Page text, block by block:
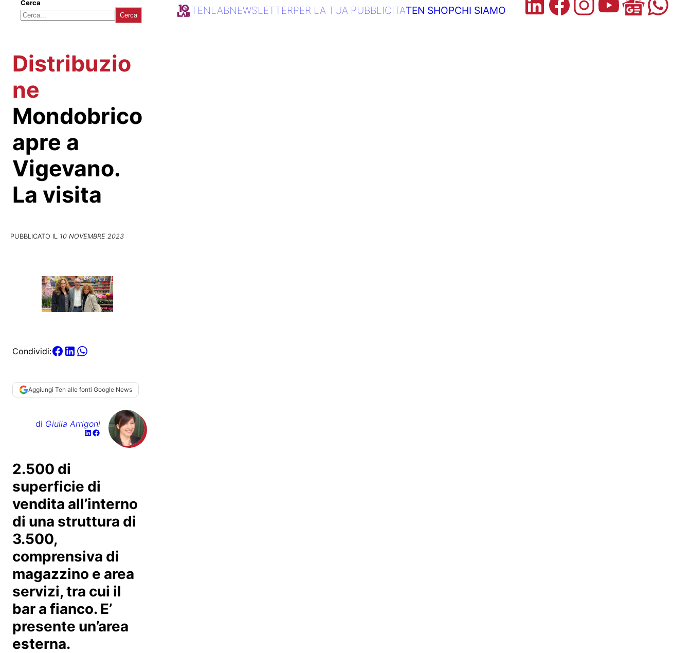
Cerca
Cerca TENLABNEWSLETTERPER LA TUA PUBBLICITATEN SHOPCHI SIAMO
Distribuzio
ne
Mondobrico
apre a
Vigevano.
La visita
PUBBLICATO IL 10 NOVEMBRE 2023
Condividi:
Aggiungi Ten alle fonti Google News
di Giulia Arrigoni
2.500 di
superficie di
vendita all’interno
di una struttura di
3.500,
comprensiva di
magazzino e area
servizi, tra cui il
bar a fianco. E’
presente un’area
esterna.